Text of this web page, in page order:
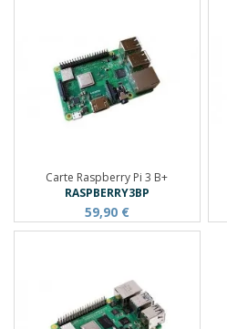
Carte Raspberry Pi 3 B+
RASPBERRY3BP
59,90 €